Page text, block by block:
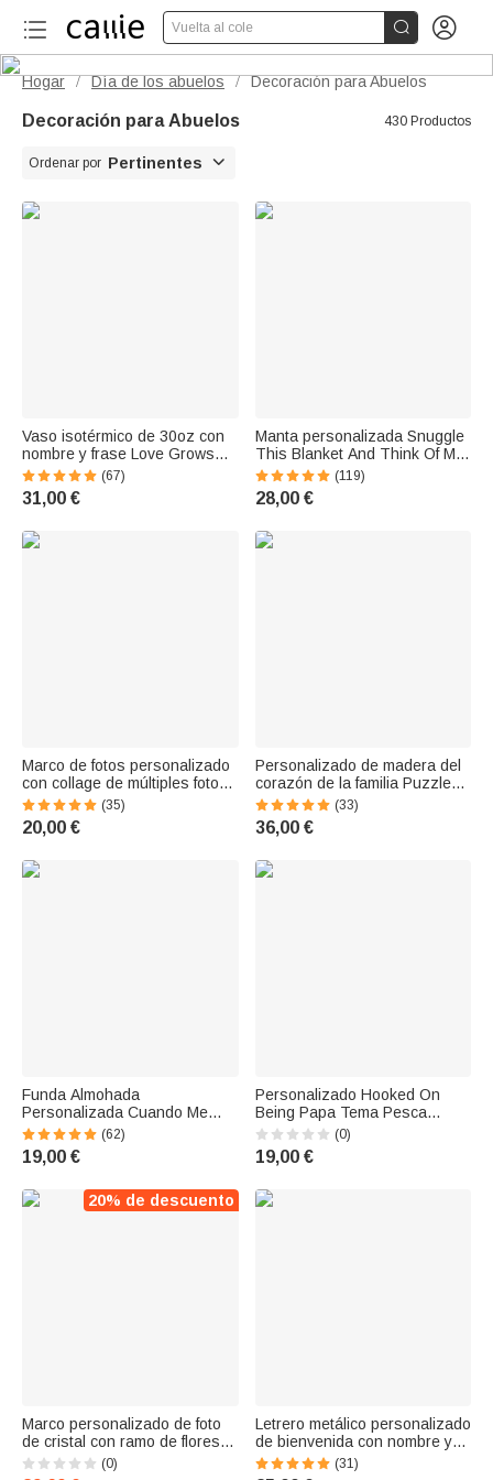
Vuelta al cole  
Hogar / Día de los abuelos / Decoración para Abuelos
Decoración para Abuelos 430 Productos
Ordenar por Pertinentes 
Vaso isotérmico de 30oz con
nombre y frase Love Grows
Here (El amor crece aquí)
Regalo de cumpleaños para
mamá y abuela
(67)
31,00 €
Manta personalizada Snuggle
This Blanket And Think Of Me
Pet 8 fotos Manta suave con
nombre Regalo de
cumpleaños conmemorativo
(119)
28,00 €
Marco de fotos personalizado
con collage de múltiples fotos
en forma de guitarra con texto
como decoración regalo de
cumpleaños para guitarristas
(35)
20,00 €
Personalizado de madera del
corazón de la familia Puzzle
Placa con 1-6 nombres de
Navidad Día de la Madre Día
de Acción de Gracias
(33)
36,00 €
Funda Almohada
Personalizada Cuando Me
Extrañas Estoy Aquí con Foto
de Mascota y Nombre
Decoración Multicolor Regalo
Mascotas
(62)
19,00 €
Personalizado Hooked On
Being Papa Tema Pesca
Funda Almohada con Nombres
Camuflaje Decoración del
Hogar Cumpleaños Día de los
(0)
19,00 €
20% de descuento
Marco personalizado de foto
de cristal con ramo de flores
de nacimiento familiar regalo
de cumpleaños Navidad Día
(0)
Letrero metálico personalizado
de bienvenida con nombre y
lugar para asar a la parrilla
Decoración para el hogar
(31)